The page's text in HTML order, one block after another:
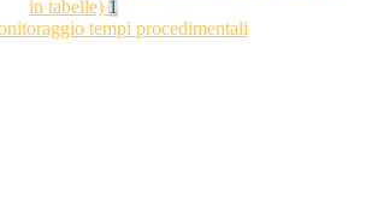
in tabelle) 1
tempi procedimentali